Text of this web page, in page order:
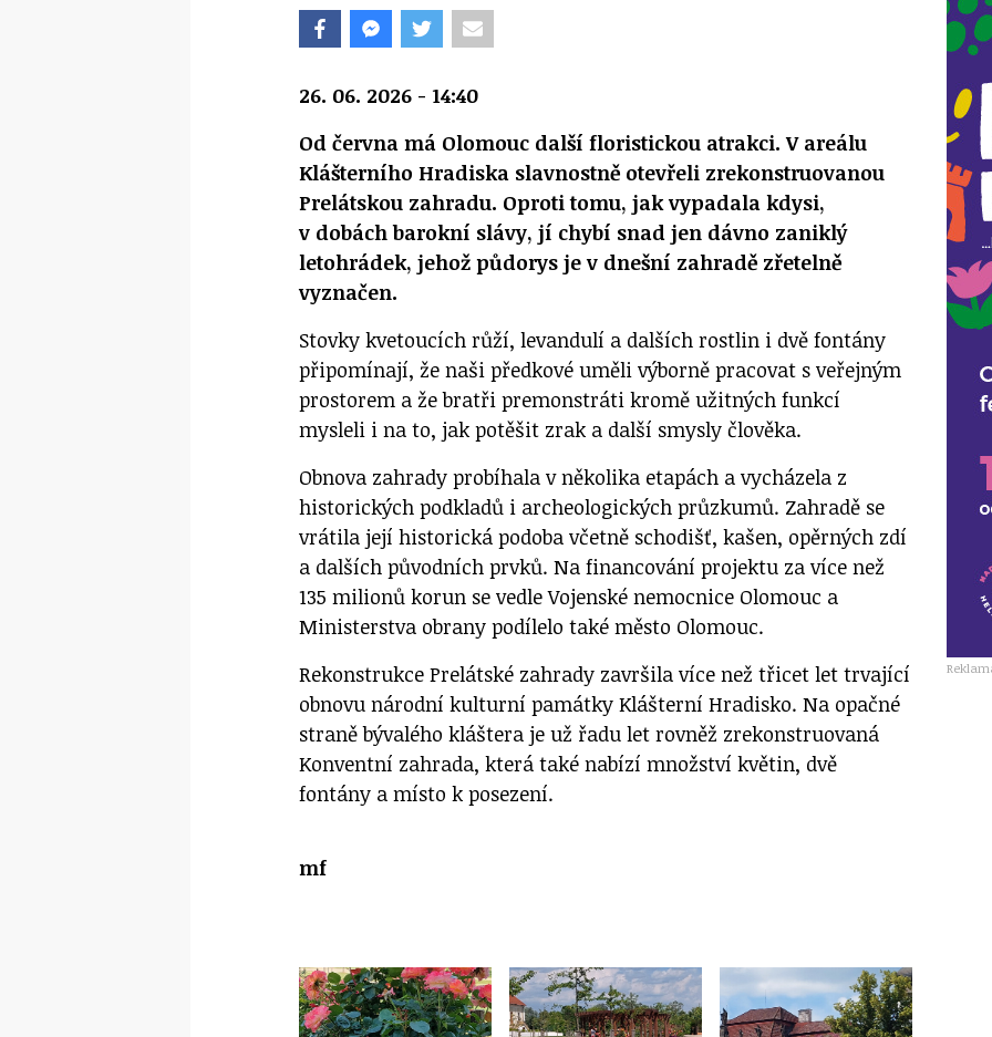
26. 06. 2026 - 14:40
Od června má Olomouc další floristickou atrakci. V areálu
Klášterního Hradiska slavnostně otevřeli zrekonstruovanou
Prelátskou zahradu. Oproti tomu, jak vypadala kdysi,
v dobách barokní slávy, jí chybí snad jen dávno zaniklý
letohrádek, jehož půdorys je v dnešní zahradě zřetelně
vyznačen.
Stovky kvetoucích růží, levandulí a dalších rostlin i dvě fontány
připomínají, že naši předkové uměli výborně pracovat s veřejným
prostorem a že bratři premonstráti kromě užitných funkcí
mysleli i na to, jak potěšit zrak a další smysly člověka.
Obnova zahrady probíhala v několika etapách a vycházela z
historických podkladů i archeologických průzkumů. Zahradě se
vrátila její historická podoba včetně schodišť, kašen, opěrných zdí
a dalších původních prvků. Na financování projektu za více než
135 milionů korun se vedle Vojenské nemocnice Olomouc a
Ministerstva obrany podílelo také město Olomouc.
Rekonstrukce Prelátské zahrady završila více než třicet let trvající
obnovu národní kulturní památky Klášterní Hradisko. Na opačné
straně bývalého kláštera je už řadu let rovněž zrekonstruovaná
Konventní zahrada, která také nabízí množství květin, dvě
fontány a místo k posezení.
mf